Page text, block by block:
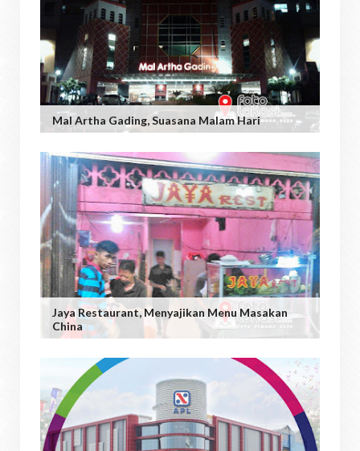
Mal Artha Gading, Suasana Malam Hari
Jaya Restaurant, Menyajikan Menu Masakan
China